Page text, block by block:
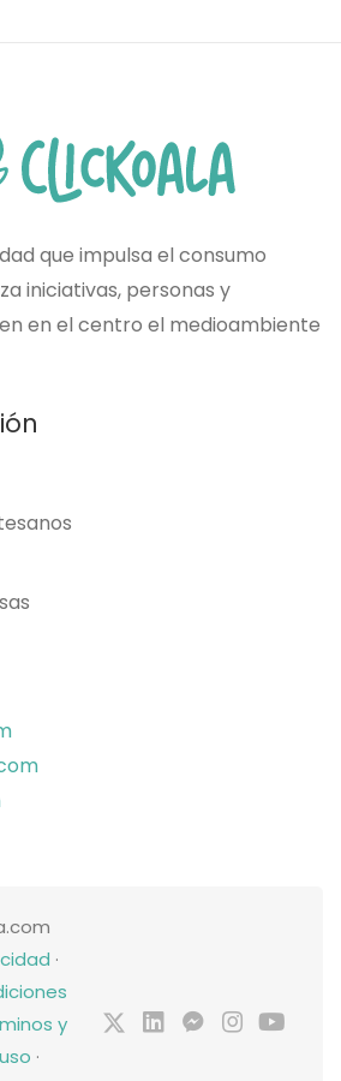
que impulsa el consumo
iniciativas, personas y
en el centro el medioambiente
·
y
·